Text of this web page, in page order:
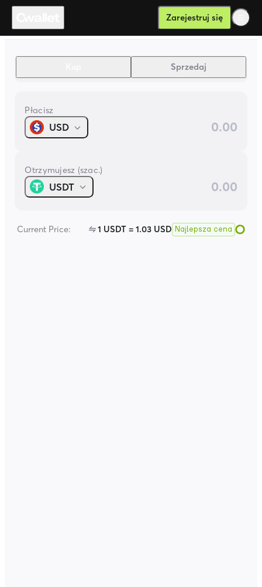
Zarejestruj się
Sprzedaj
Płacisz
USD
Otrzymujesz (szac.)
USDT
Current Price: 1 USDT = 1.03 USD Najlepsza cena
Kup kryptowaluty za pomocą walut fiat łatwo i bezpiecznie